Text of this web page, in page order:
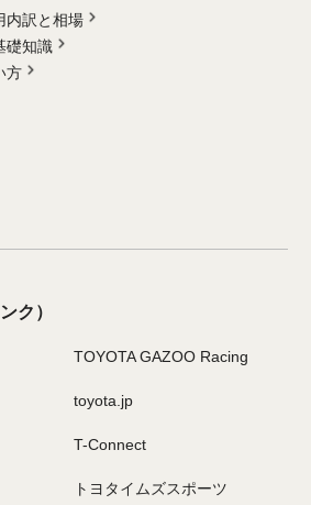
内訳と相場
礎知識
方
ク）
TOYOTA GAZOO Racing
toyota.jp
T-Connect
トヨタイムズスポーツ